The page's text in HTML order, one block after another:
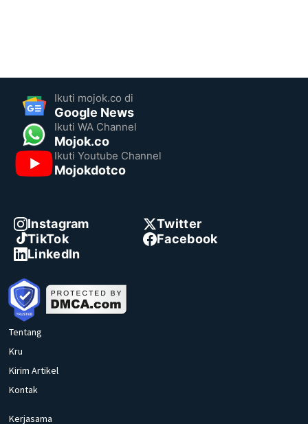
Ikuti mojok.co di
Google News
Ikuti WA Channel
Mojok.co
Ikuti Youtube Channel
Mojokdotco
Instagram
Twitter
TikTok
Facebook
LinkedIn
Tentang
Kru
Kirim Artikel
Kontak
Kerjasama